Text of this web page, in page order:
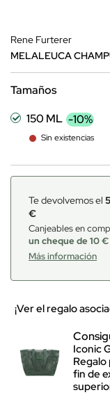
Rene Furterer
MELALEUCA
Tamaños
150 ML -10%
Sin existencias
Te devolvemos el
€
Canjeables en
un cheque de 10
Más información
¡Ver el regalo
Iconic
Regalo
fin de